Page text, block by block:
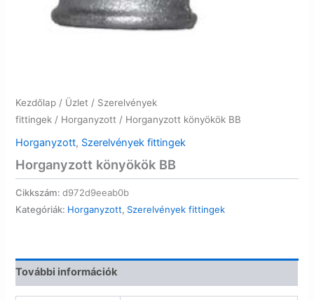
Kezdőlap / Üzlet / Szerelvények
fittingek / Horganyzott / Horganyzott könyökök BB
Horganyzott, Szerelvények fittingek
Horganyzott könyökök BB
Cikkszám:d972d9eeab0b
Kategóriák: Horganyzott, Szerelvények fittingek
További információk